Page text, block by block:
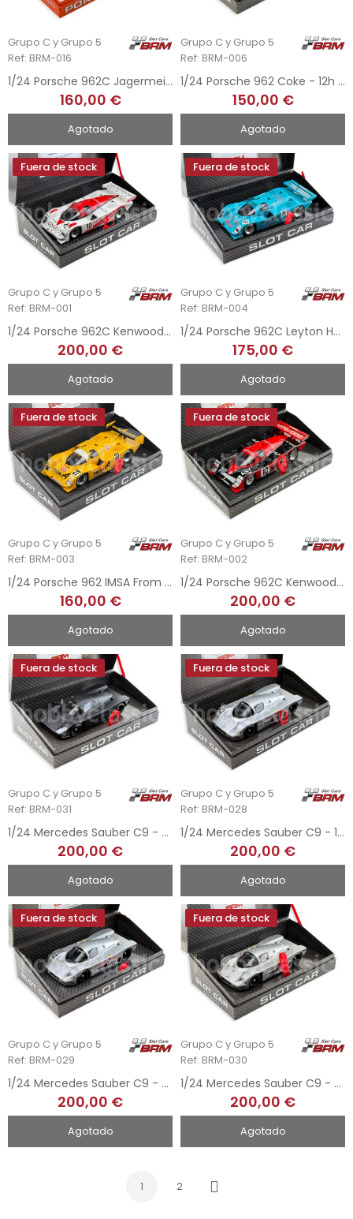
Grupo C y Grupo 5
Ref: BRM-016
1/24 Porsche 962C Jagermeister - 1st Osterreichring 1986
160,00 €
Agotado
Grupo C y Grupo 5
Ref: BRM-006
1/24 Porsche 962 Coke - 12h Sebring 1986
150,00 €
Agotado
Fuera de stock
Grupo C y Grupo 5
Ref: BRM-001
1/24 Porsche 962C Kenwood - 1000Km Fuji 1988
200,00 €
Agotado
Fuera de stock
Grupo C y Grupo 5
Ref: BRM-004
1/24 Porsche 962C Leyton House - 490Km Mexico 1990
175,00 €
Agotado
Fuera de stock
Grupo C y Grupo 5
Ref: BRM-003
1/24 Porsche 962 IMSA From A - 12h Sebring 1987
160,00 €
Agotado
Fuera de stock
Grupo C y Grupo 5
Ref: BRM-002
1/24 Porsche 962C Kenwood - Test Car
200,00 €
Agotado
Fuera de stock
Grupo C y Grupo 5
Ref: BRM-031
1/24 Mercedes Sauber C9 - Black Edition
200,00 €
Agotado
Fuera de stock
Grupo C y Grupo 5
Ref: BRM-028
1/24 Mercedes Sauber C9 - 1st 24h Le Mans 1989
200,00 €
Agotado
Fuera de stock
Grupo C y Grupo 5
Ref: BRM-029
1/24 Mercedes Sauber C9 - 5th 24h Le Mans 1989
200,00 €
Agotado
Fuera de stock
Grupo C y Grupo 5
Ref: BRM-030
1/24 Mercedes Sauber C9 - 2nd 24h Le Mans 1989
200,00 €
Agotado
1 2
Siguiente